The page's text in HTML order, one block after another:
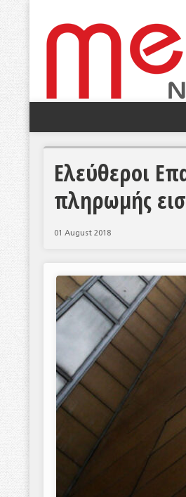
Ελεύθεροι
πληρωμής
01 August 2018